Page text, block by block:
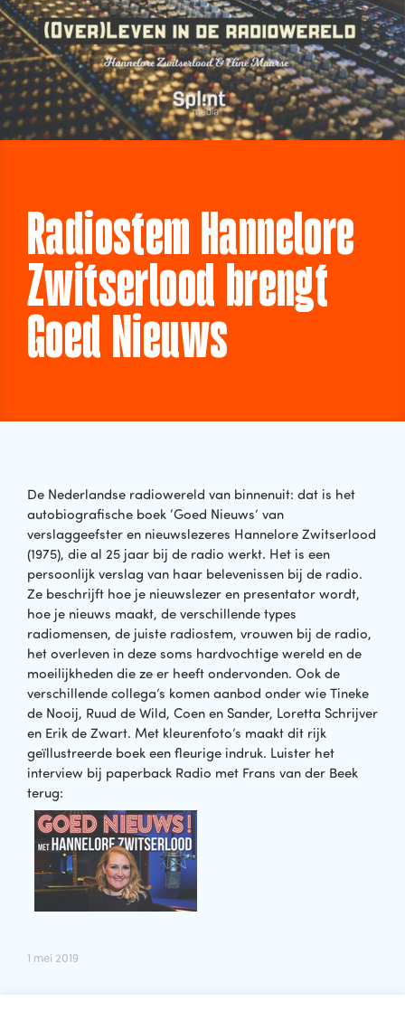
Radiostem Hannelore
Zwitserlood brengt
Goed Nieuws
De Nederlandse radiowereld van binnenuit: dat is het
autobiografische boek ‘Goed Nieuws’ van
verslaggeefster en nieuwslezeres Hannelore Zwitserlood
(1975), die al 25 jaar bij de radio werkt. Het is een
persoonlijk verslag van haar belevenissen bij de radio.
Ze beschrijft hoe je nieuwslezer en presentator wordt,
hoe je nieuws maakt, de verschillende types
radiomensen, de juiste radiostem, vrouwen bij de radio,
het overleven in deze soms hardvochtige wereld en de
moeilijkheden die ze er heeft ondervonden. Ook de
verschillende collega’s komen aanbod onder wie Tineke
de Nooij, Ruud de Wild, Coen en Sander, Loretta Schrijver
en Erik de Zwart. Met kleurenfoto’s maakt dit rijk
geïllustreerde boek een fleurige indruk. Luister het
interview bij paperback Radio met Frans van der Beek
terug:
1 mei 2019